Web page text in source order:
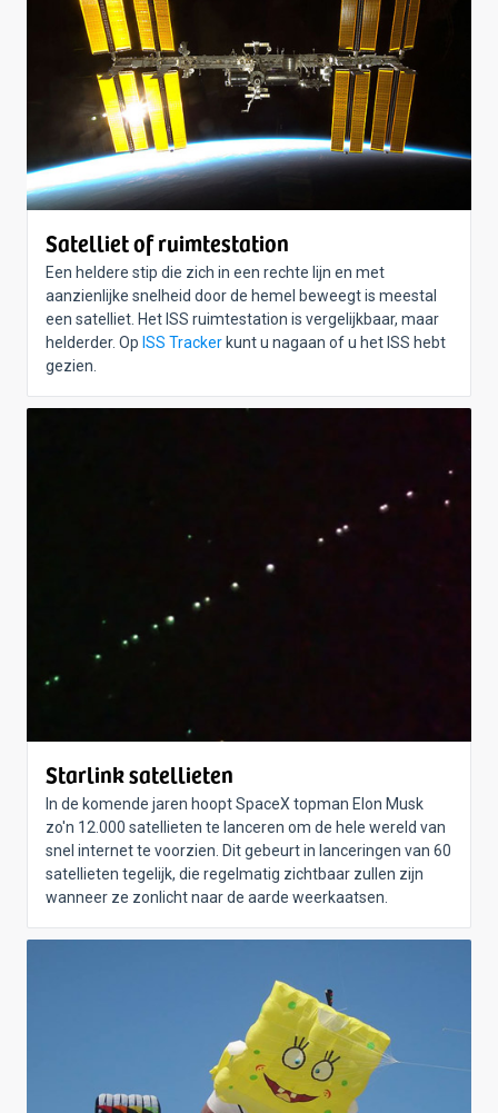
Satelliet of ruimtestation
Een heldere stip die zich in een rechte lijn en met
aanzienlijke snelheid door de hemel beweegt is meestal
een satelliet. Het ISS ruimtestation is vergelijkbaar, maar
helderder. Op ISS Tracker kunt u nagaan of u het ISS hebt
gezien.
Starlink satellieten
In de komende jaren hoopt SpaceX topman Elon Musk
zo'n 12.000 satellieten te lanceren om de hele wereld van
snel internet te voorzien. Dit gebeurt in lanceringen van 60
satellieten tegelijk, die regelmatig zichtbaar zullen zijn
wanneer ze zonlicht naar de aarde weerkaatsen.